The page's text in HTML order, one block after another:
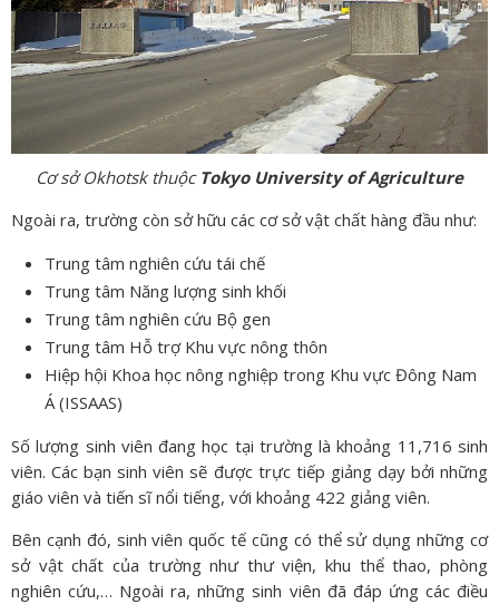
Cơ sở Okhotsk thuộc Tokyo University of Agriculture
Ngoài ra, trường còn sở hữu các cơ sở vật chất hàng đầu như:
Trung tâm nghiên cứu tái chế
Trung tâm Năng lượng sinh khối
Trung tâm nghiên cứu Bộ gen
Trung tâm Hỗ trợ Khu vực nông thôn
Hiệp hội Khoa học nông nghiệp trong Khu vực Đông Nam
Á (ISSAAS)
Số lượng sinh viên đang học tại trường là khoảng 11,716 sinh
viên. Các bạn sinh viên sẽ được trực tiếp giảng dạy bởi những
giáo viên và tiến sĩ nổi tiếng, với khoảng 422 giảng viên.
Bên cạnh đó, sinh viên quốc tế cũng có thể sử dụng những cơ
sở vật chất của trường như thư viện, khu thể thao, phòng
nghiên cứu,… Ngoài ra, những sinh viên đã đáp ứng các điều